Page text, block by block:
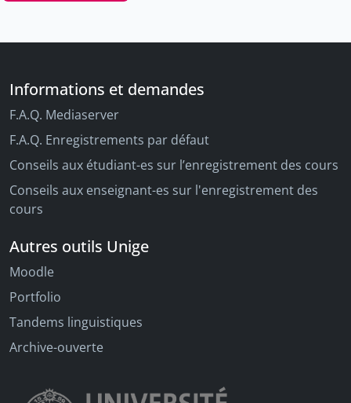
Informations et demandes
F.A.Q. Mediaserver
F.A.Q. Enregistrements par défaut
Conseils aux étudiant-es sur l’enregistrement des cours
Conseils aux enseignant-es sur l'enregistrement des
cours
Autres outils Unige
Moodle
Portfolio
Tandems linguistiques
Archive-ouverte